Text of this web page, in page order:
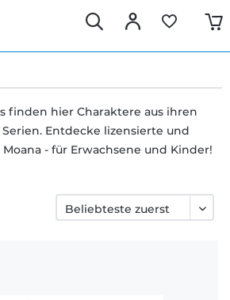
finden hier Charaktere aus ihren
Entdecke lizensierte und
- für Erwachsene und Kinder!